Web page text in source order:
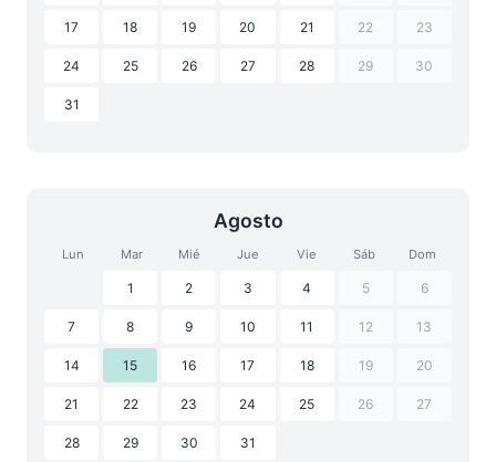
17 18 19 20 21 22 23
24 25 26 27 28 29 30
31
Agosto
Lun Mar Mié Jue Vie Sáb Dom
1 2 3 4 5 6
7 8 9 10 11 12 13
14 15 16 17 18 19 20
21 22 23 24 25 26 27
28 29 30 31